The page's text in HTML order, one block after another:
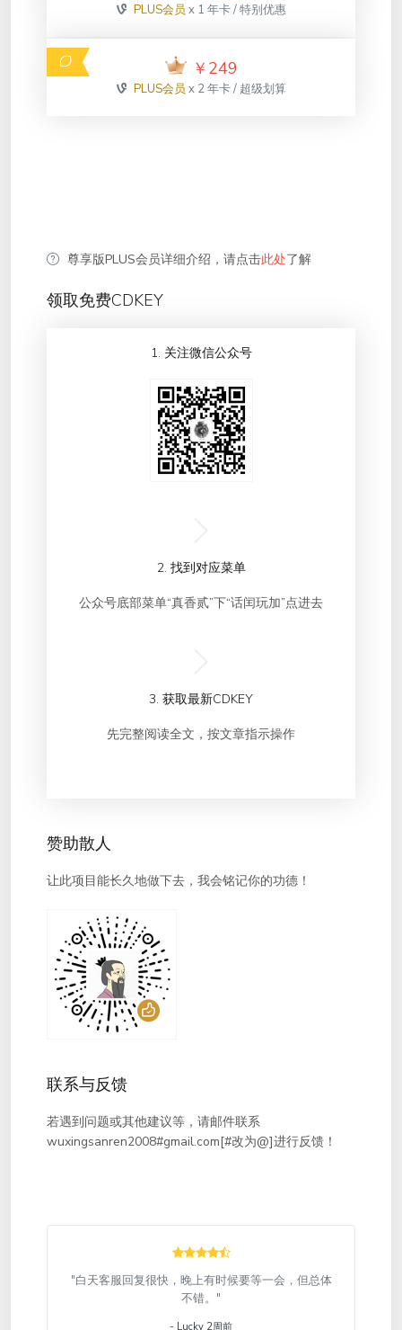
PLUS会员x 1 年卡 / 特别优惠
￥ 249
PLUS会员x 2 年卡 / 超级划算
尊享版PLUS会员详细介绍，请点击此处了解
领取免费CDKEY
1. 关注微信公众号
2. 找到对应菜单
公众号底部菜单“真香贰”下“话闰玩加”点进去
3. 获取最新CDKEY
先完整阅读全文，按文章指示操作
赞助散人
让此项目能长久地做下去，我会铭记你的功德！
联系与反馈
若遇到问题或其他建议等，请邮件联系
wuxingsanren2008#gmail.com[#改为@]进行反馈！
"白天客服回复很快，晚上有时候要等一会，但总体
不错。"
- Lucky 2周前